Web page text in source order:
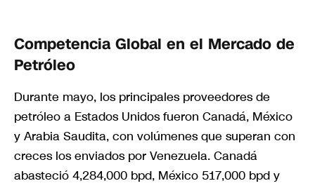
Competencia Global en el Mercado de
Petróleo
Durante mayo, los principales proveedores de
petróleo a Estados Unidos fueron Canadá, México
y Arabia Saudita, con volúmenes que superan con
creces los enviados por Venezuela. Canadá
abasteció 4,284,000 bpd, México 517,000 bpd y